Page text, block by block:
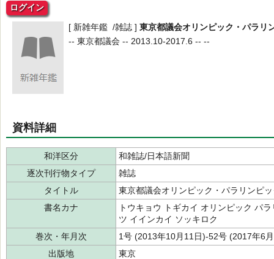
ログイン
[ 新雑年鑑 /雑誌 ] 東京都議会オリンピック・パラリ
-- 東京都議会 -- 2013.10-2017.6 -- --
資料詳細
和洋区分
和雑誌/日本語新聞
逐次刊行物タイプ
雑誌
タイトル
東京都議会オリンピック・パラリンピ
書名カナ
トウキョウ トギカイ オリンピック パ
ツ イインカイ ソッキロク
巻次・年月次
1号 (2013年10月11日)-52号 (2017年6
出版地
東京